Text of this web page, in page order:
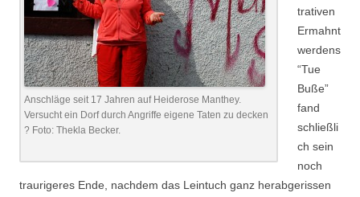
Anschläge seit 17 Jahren auf Heiderose Manthey.
Versucht ein Dorf durch Angriffe eigene Taten zu decken
? Foto: Thekla Becker.
trativen
Ermahnt
werdens
“Tue
Buße”
fand
schließli
ch sein
noch
traurigeres Ende, nachdem das Leintuch ganz herabgerissen